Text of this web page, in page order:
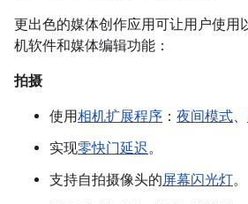
更出色的媒体创作应用可让用户使用
机软件和媒体编辑功能：
拍摄
使用相机扩展程序 ： 夜间模式、
实现零快门延迟。
支持自拍摄像头的屏幕闪光灯。